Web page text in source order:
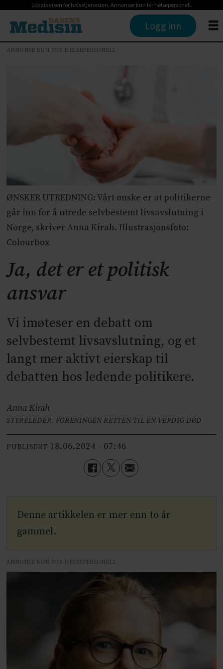
Lokalavisen for helsetjenesten. Annonser kun for helsepersonell.
Logg inn
ANNONSE KUN FOR HELSEPERSONELL
ØNSKER UTREDNING: Vårt ønske er at politikerne
går inn for å utrede selvbestemt livsavslutning i
Norge, skriver Anna Kirah. Illustrasjonsfoto:
Colourbox
Ja, det er et politisk
ansvar
Vi imøteser en debatt om
selvbestemt livsavslutning, og et
langt mer aktivt eierskap til
debatten hos ledende politikere.
Anna Kirah
STYRELEDER, FORENINGEN RETTEN TIL EN VERDIG DØD
PUBLISERT 18.06.2024 - 07:46
Denne artikkelen er mer enn to år
gammel.
ANNONSE KUN FOR HELSEPERSONELL